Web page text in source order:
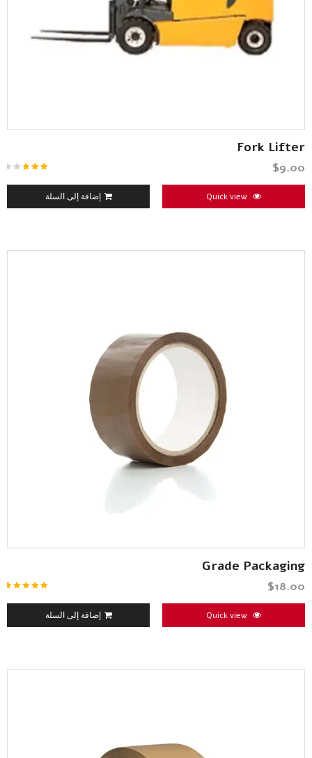
Fork Lifter
التقييم
من 5
$9.00
إضافة إلى السلة
Grade Packaging
5.00من 5
$18.00
إضافة إلى السلة